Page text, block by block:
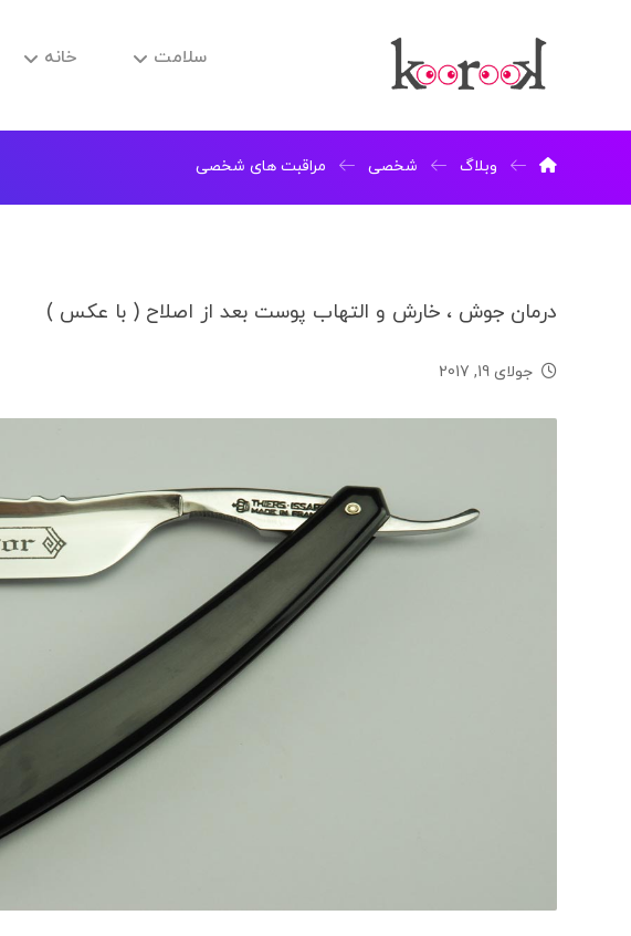
سلامت خانه
وبلاگ شخصی مراقبت های شخصی
درمان جوش ، خارش و التهاب پوست بعد از اصلاح ( با عکس )
جولای 19, 2017